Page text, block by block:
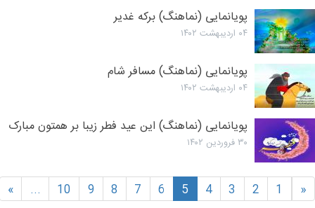
پویانمایی (نماهنگ) برکه غدیر
۰۴ اردیبهشت ۱۴۰۲
پویانمایی (نماهنگ) مسافر شام
۰۴ اردیبهشت ۱۴۰۲
پویانمایی (نماهنگ) این عید فطر زیبا بر همتون مبارک
۳۰ فروردین ۱۴۰۲
«
1
2
3
4
5
6
7
8
9
10
...
»